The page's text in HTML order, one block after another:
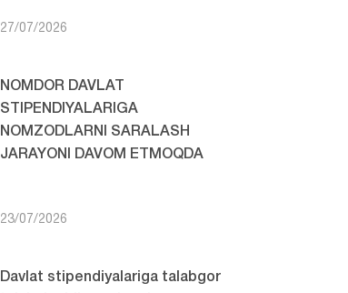
27/07/2026
NOMDOR DAVLAT
STIPENDIYALARIGA
NOMZODLARNI SARALASH
JARAYONI DAVOM ETMOQDA
23/07/2026
Davlat stipendiyalariga talabgor